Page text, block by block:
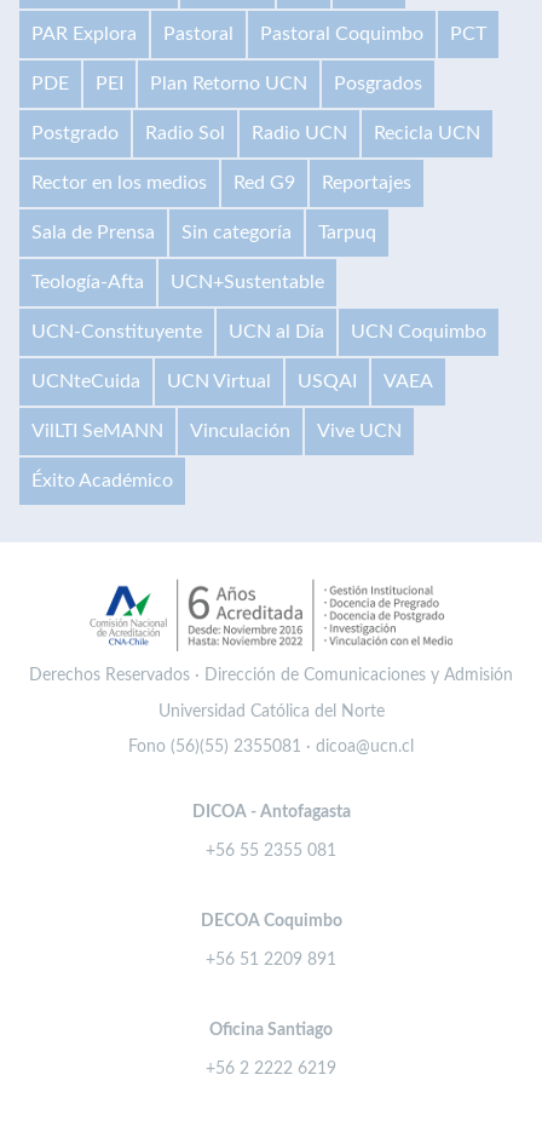
PAR Explora Pastoral Pastoral Coquimbo PCT
PDE PEI Plan Retorno UCN Posgrados
Postgrado Radio Sol Radio UCN Recicla UCN
Rector en los medios Red G9 Reportajes
Sala de Prensa Sin categoría Tarpuq
Teología-Afta UCN+Sustentable
UCN-Constituyente UCN al Día UCN Coquimbo
UCNteCuida UCN Virtual USQAI VAEA
VilLTI SeMANN Vinculación Vive UCN
Éxito Académico
Derechos Reservados · Dirección de Comunicaciones y Admisión
Universidad Católica del Norte
Fono (56)(55) 2355081 · dicoa@ucn.cl
DICOA - Antofagasta
+56 55 2355 081
DECOA Coquimbo
+56 51 2209 891
Oficina Santiago
+56 2 2222 6219